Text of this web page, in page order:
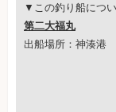
▼この釣り船につ
第二大福丸
出船場所：神湊港